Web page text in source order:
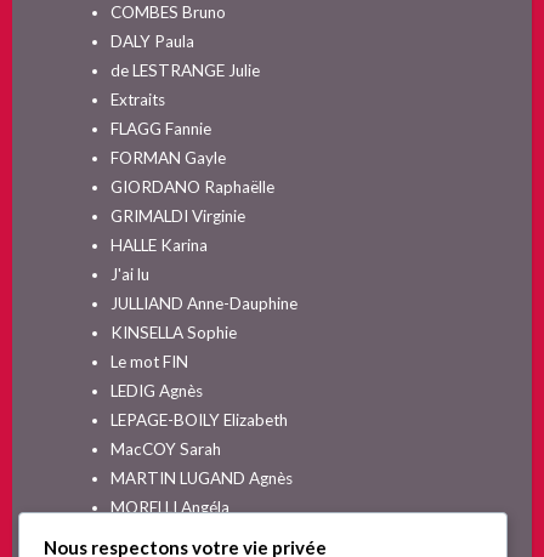
COMBES Bruno
DALY Paula
de LESTRANGE Julie
Extraits
FLAGG Fannie
FORMAN Gayle
GIORDANO Raphaëlle
GRIMALDI Virginie
HALLE Karina
J'ai lu
JULLIAND Anne-Dauphine
KINSELLA Sophie
Le mot FIN
LEDIG Agnès
LEPAGE-BOILY Elizabeth
MacCOY Sarah
MARTIN LUGAND Agnès
MORELLI Angéla
Nous respectons votre vie privée